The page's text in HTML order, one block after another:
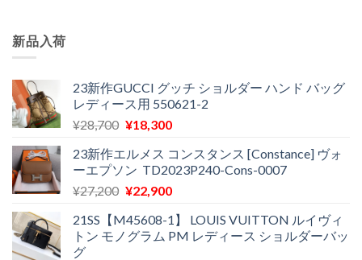
新品入荷
23新作GUCCI グッチ ショルダー ハンド バッグ
レディース用 550621-2
¥28,700 元
価
格
は
で
し
¥18,300現
の
価
格
¥18,300
で
23新作エルメス コンスタンス [Constance] ヴォ
ーエプソン TD2023P240-Cons-0007
¥27,200 元
価
格
¥22,900現
の
価
21SS【M45608-1】 LOUIS VUITTON ルイヴィ
トン モノグラム PM レディース ショルダーバッ
グ